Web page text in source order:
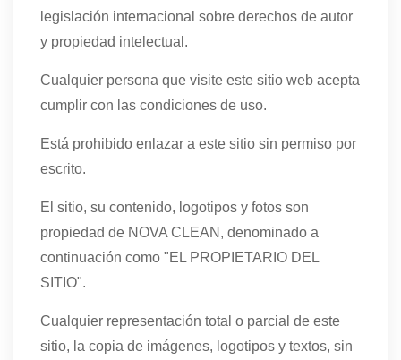
legislación internacional sobre derechos de autor
y propiedad intelectual.
Cualquier persona que visite este sitio web acepta
cumplir con las condiciones de uso.
Está prohibido enlazar a este sitio sin permiso por
escrito.
El sitio, su contenido, logotipos y fotos son
propiedad de NOVA CLEAN, denominado a
continuación como "EL PROPIETARIO DEL
SITIO".
Cualquier representación total o parcial de este
sitio, la copia de imágenes, logotipos y textos, sin